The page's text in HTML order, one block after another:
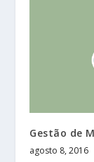
Gestão de
agosto 8, 2016